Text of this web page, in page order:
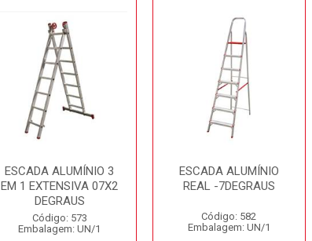
ESCADA ALUMÍNIO 3
EM 1 EXTENSIVA 07X2
DEGRAUS
Código: 573
Embalagem: UN/1
ESCADA ALUMÍNIO
REAL -7DEGRAUS
Código: 582
Embalagem: UN/1